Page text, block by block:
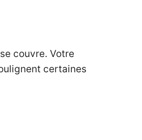
couvre. Votre
certaines